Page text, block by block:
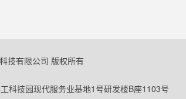
技有限公司 版权所有
科技园现代服务业基地1号研发楼B座1103号